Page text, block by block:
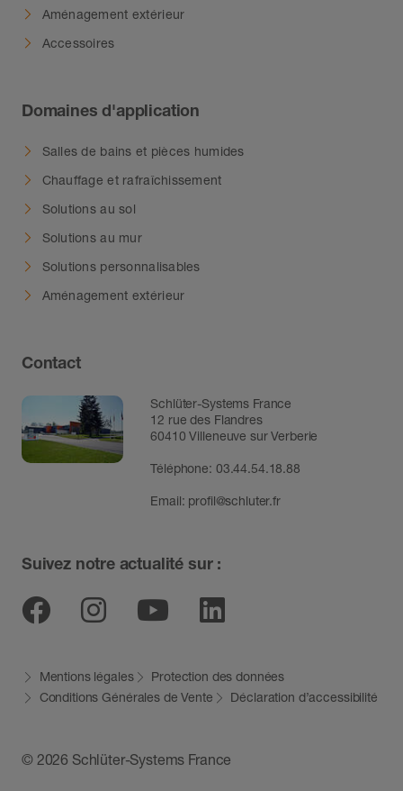
Aménagement extérieur
Accessoires
Domaines d'application
Salles de bains et pièces humides
Chauffage et rafraîchissement
Solutions au sol
Solutions au mur
Solutions personnalisables
Aménagement extérieur
Contact
Schlüter-Systems France
12 rue des Flandres
60410 Villeneuve sur Verberie
Téléphone: 03.44.54.18.88
Email: profil@schluter.fr
Suivez notre actualité sur :
Facebook
Instagram
YoutubeLinkedin
© 2026 Schlüter-Systems France
Mentions légales
Protection des données
Conditions Générales de Vente
Déclaration d’accessibilité